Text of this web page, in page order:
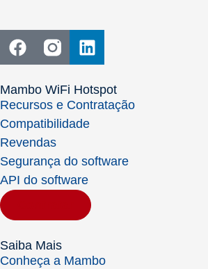
Mambo WiFi Hotspot
Recursos e Contratação
Compatibilidade
Revendas
Segurança do software
API do software
Saiba Mais
Conheça a Mambo